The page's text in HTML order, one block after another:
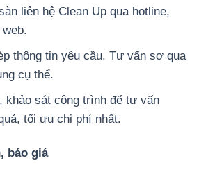
liên hệ Clean Up qua hotline,
thông tin yêu cầu. Tư vấn sơ qua
cụ thể.
khảo sát công trình để tư vấn
tối ưu chi phí nhất.
báo giá